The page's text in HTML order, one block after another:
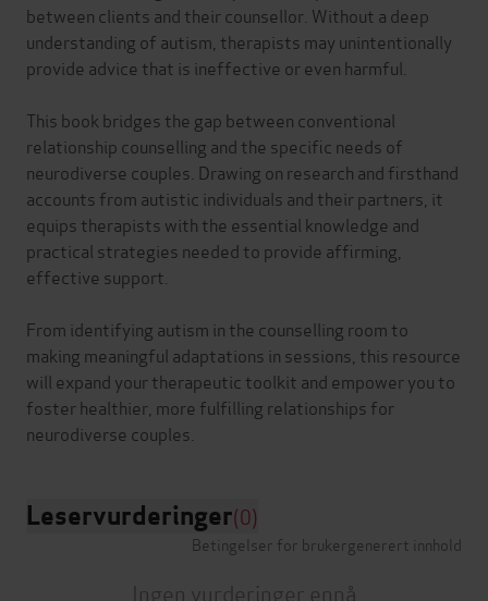
between clients and their counsellor. Without a deep
understanding of autism, therapists may unintentionally
provide advice that is ineffective or even harmful.
This book bridges the gap between conventional
relationship counselling and the specific needs of
neurodiverse couples. Drawing on research and firsthand
accounts from autistic individuals and their partners, it
equips therapists with the essential knowledge and
practical strategies needed to provide affirming,
effective support.
From identifying autism in the counselling room to
making meaningful adaptations in sessions, this resource
will expand your therapeutic toolkit and empower you to
foster healthier, more fulfilling relationships for
Leservurderinger(0)
Betingelser for brukergenerert innhold
Ingen vurderinger ennå